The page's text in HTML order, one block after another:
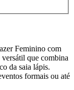
Feminino com
que combina
da saia lápis.
formais ou até